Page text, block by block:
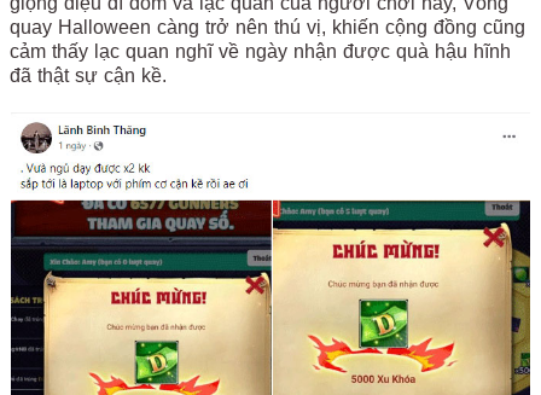
quay Halloween càng trở nên thú vị, khiến cộng đồng cũng
cảm thấy lạc quan nghĩ về ngày nhận được quà hậu hĩnh
đã thật sự cận kề.